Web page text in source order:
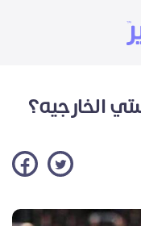
الخارجيه؟